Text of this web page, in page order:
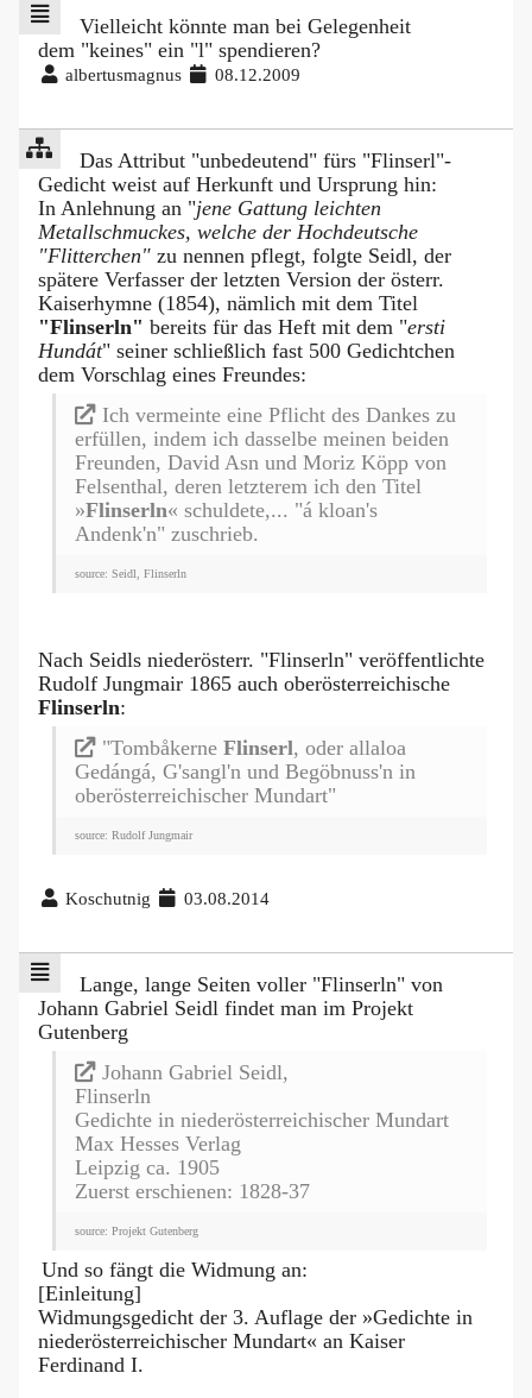
Vielleicht könnte man bei Gelegenheit
dem "keines" ein "l" spendieren?
albertusmagnus 08.12.2009
Das Attribut "unbedeutend" fürs "Flinserl"-
Gedicht weist auf Herkunft und Ursprung hin:
In Anlehnung an "jene Gattung leichten
Metallschmuckes, welche der Hochdeutsche
"Flitterchen" zu nennen pflegt, folgte Seidl, der
spätere Verfasser der letzten Version der österr.
Kaiserhymne (1854), nämlich mit dem Titel
"Flinserln" bereits für das Heft mit dem "ersti
Hundát" seiner schließlich fast 500 Gedichtchen
dem Vorschlag eines Freundes:
Ich vermeinte eine Pflicht des Dankes zu
erfüllen, indem ich dasselbe meinen beiden
Freunden, David Asn und Moriz Köpp von
Felsenthal, deren letzterem ich den Titel
»Flinserln« schuldete,... "á kloan's
Andenk'n" zuschrieb.
source: Seidl, Flinserln
Nach Seidls niederösterr. "Flinserln" veröffentlichte
Rudolf Jungmair 1865 auch oberösterreichische
Flinserln:
"Tombåkerne Flinserl, oder allaloa
Gedángá, G'sangl'n und Begöbnuss'n in
oberösterreichischer Mundart"
source: Rudolf Jungmair
Koschutnig 03.08.2014
Lange, lange Seiten voller "Flinserln" von
Johann Gabriel Seidl findet man im Projekt
Gutenberg
Johann Gabriel Seidl,
Flinserln
Gedichte in niederösterreichischer Mundart
Max Hesses Verlag
Leipzig ca. 1905
Zuerst erschienen: 1828-37
source: Projekt Gutenberg
Und so fängt die Widmung an:
[Einleitung]
Widmungsgedicht der 3. Auflage der »Gedichte in
niederösterreichischer Mundart« an Kaiser
Ferdinand I.